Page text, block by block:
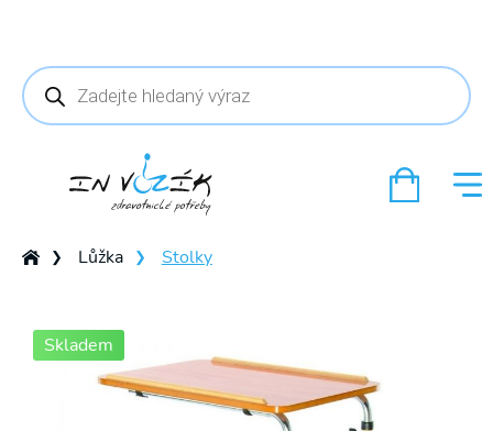
Products
search
❯ Lůžka ❯ Stolky
Skladem